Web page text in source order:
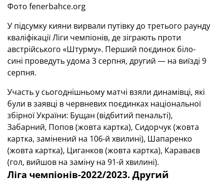
Фото fenerbahce.org
У підсумку кияни вирвали путівку до третього раунду
кваліфікації Ліги чемпіонів, де зіграють проти
австрійського «Штурму». Перший поєдинок біло-
сині проведуть удома 3 серпня, другий — на виїзді 9
серпня.
Участь у сьогоднішньому матчі взяли динамівці, які
були в заявці в червневих поєдинках національної
збірної України: Бущан (відбитий пенальті),
Забарний, Попов (жовта картка), Сидорчук (жовта
картка, замінений на 106-й хвилині), Шапаренко
(жовта картка), Циганков (жовта картка), Караваєв
(гол, вийшов на заміну на 91-й хвилині).
Ліга чемпіонів-2022/2023. Другий